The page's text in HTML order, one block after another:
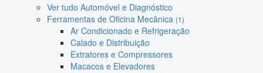
Ver tudo Automóvel e Diagnóstico
Ferramentas de Oficina Mecânica (1)
Ar Condicionado e Refrigeração
Calado e Distribuição
Extratores e Compressores
Macacos e Elevadores